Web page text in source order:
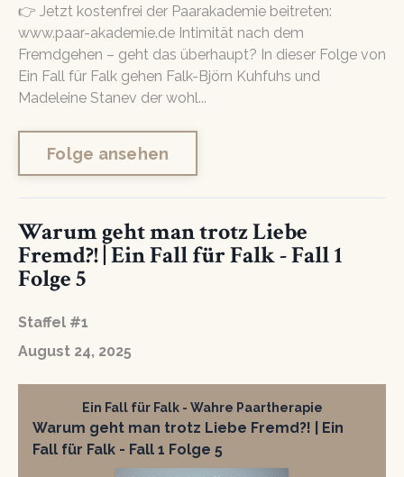
👉 Jetzt kostenfrei der Paarakademie beitreten:
www.paar-akademie.de Intimität nach dem
Fremdgehen – geht das überhaupt? In dieser Folge von
Ein Fall für Falk gehen Falk-Björn Kuhfuhs und
Madeleine Stanev der wohl...
Folge ansehen
Warum geht man trotz Liebe
Fremd?! | Ein Fall für Falk - Fall 1
Folge 5
Staffel #1
August 24, 2025